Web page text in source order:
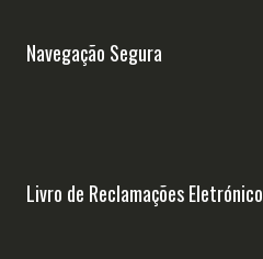
Navegação Segura
Livro de Reclamações Eletrónico